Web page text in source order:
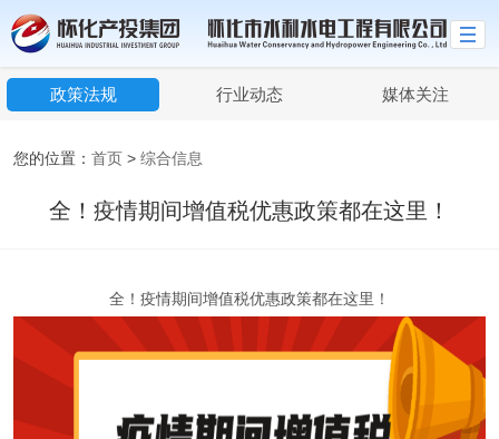
政策法规 行业动态 媒体关注
您的位置： 首页 > 综合信息
全！疫情期间增值税优惠政策都在这里！
全！疫情期间增值税优惠政策都在这里！